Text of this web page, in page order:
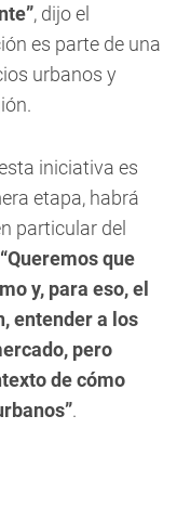
, dijo el
es parte de una
urbanos y
iniciativa es
etapa, habrá
particular del
“Queremos que
y, para eso, el
entender a los
pero
de cómo
.